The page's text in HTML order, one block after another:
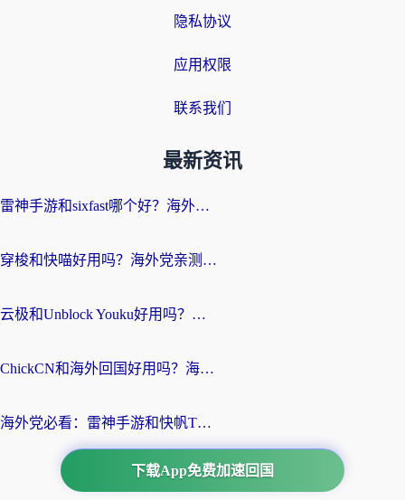
隐私协议
应用权限
联系我们
最新资讯
雷神手游和sixfast哪个好？海外党亲测3款回国加速器，教你选对不踩坑
穿梭和快喵好用吗？海外党亲测：小众加速器对比+番茄加速器深度体验
云极和Unblock Youku好用吗？海外党亲测+2026回国加速器避坑指南
ChickCN和海外回国好用吗？海外党2026亲测：从手游到影音，选对加速器的3个关键
海外党必看：雷神手游和快帆TV版好用吗？3步选对回国加速器不踩坑
下载App免费加速回国